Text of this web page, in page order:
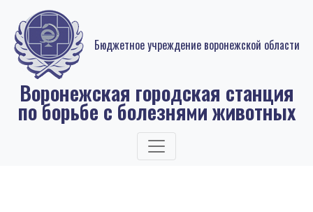
Бюджетное учреждение воронежской области
Воронежская городская станция
по борьбе с болезнями животных